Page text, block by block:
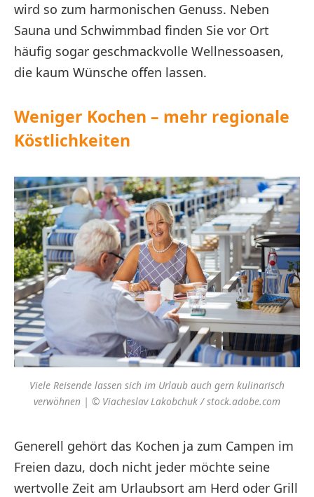
wird so zum harmonischen Genuss. Neben
Sauna und Schwimmbad finden Sie vor Ort
häufig sogar geschmackvolle Wellnessoasen,
die kaum Wünsche offen lassen.
Weniger Kochen – mehr regionale
Köstlichkeiten
Viele Reisende lassen sich im Urlaub auch gern kulinarisch
verwöhnen | © Viacheslav Lakobchuk / stock.adobe.com
Generell gehört das Kochen ja zum Campen im
Freien dazu, doch nicht jeder möchte seine
wertvolle Zeit am Urlaubsort am Herd oder Grill